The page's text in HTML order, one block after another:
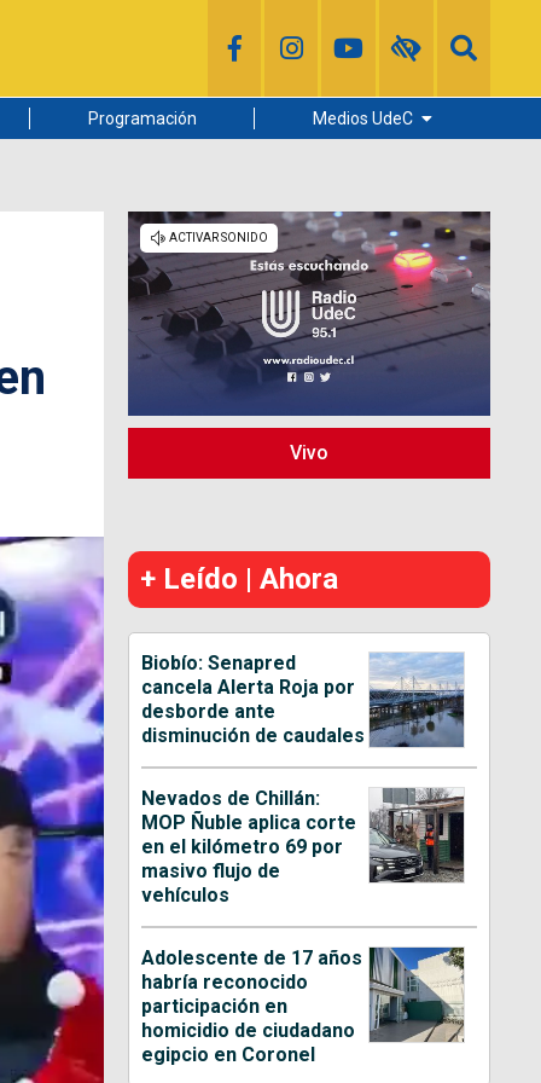
Programación Medios UdeC
Radio UdeC
Noticias UdeC
La Discusión
Vivo
+ Leído | Ahora
Biobío: Senapred
cancela Alerta Roja por
desborde ante
disminución de caudales
Nevados de Chillán:
MOP Ñuble aplica corte
en el kilómetro 69 por
masivo flujo de
vehículos
Adolescente de 17 años
habría reconocido
participación en
homicidio de ciudadano
egipcio en Coronel